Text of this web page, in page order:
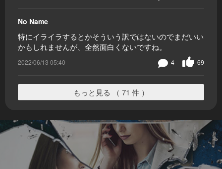
No Name
特にイライラするとかそういう訳ではないのでまだいい
かもしれませんが、全然面白くないですね。
2022/06/13 05:40 69
4
もっと見る （ 71 件 ）